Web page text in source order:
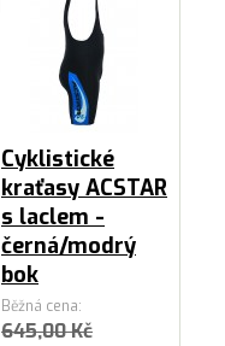
Cyklistické
kraťasy ACSTAR
s laclem -
černá/modrý
bok
Běžná cena:
645,00 Kč